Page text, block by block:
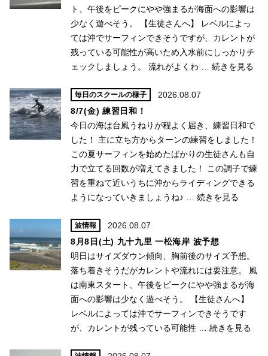
ト、午後をピークにやや強まるが海面への影響は
少なく遊べそう。 【生徒さんへ】 レベルによっ
ては沖でサーフィンできそうですが、カレントが
残っている可能性が高いため入水前にしっかりチ
ェックしましょう。 流れがよくわ … 続きを見る
毎日のスクールの様子
2026.08.07
8/7(金) 練習日和！
今日の海は台風うねりが程よく届き、練習日和で
した！ 主に立ち方からターンの練習をしました！
この夏サーフィンを始めたばかりの生徒さんも自
力で立てる回数が増えてきました！ この調子で練
習を重ねて近いうちに沖からライディングできる
ようになっていきましょうね♪ … 続きを見る
波情報
2026.08.07
8月8日(土) 九十九里 一松海岸 波予想
明日はサイズダウン傾向、胸前後のサイズ予想。
落ち着きそうだがカレントや流れには要注意。 風
は南東スタート、午後をピークにやや強まるが海
面への影響は少なく遊べそう。 【生徒さんへ】
レベルによっては沖でサーフィンできそうです
が、カレントが残っている可能性 … 続きを見る